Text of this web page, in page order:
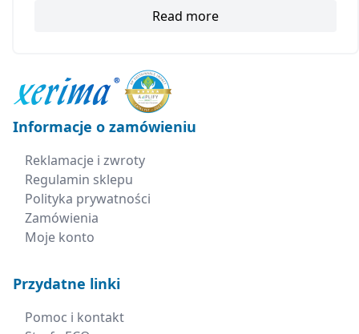
Read more
Informacje o zamówieniu
Reklamacje i zwroty
Regulamin sklepu
Polityka prywatności
Zamówienia
Moje konto
Przydatne linki
Pomoc i kontakt